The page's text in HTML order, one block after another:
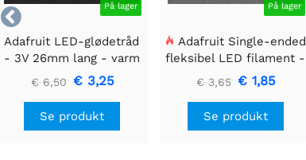
 På lager
Adafruit LED-glødetråd
- 3V 26mm lang - varm
hvid 3-pak
€ 6,50 € 3,25
Se produkt
På lager
Adafruit Single-ended
fleksibel LED filament -
3V 25 mm lang - Grøn
€ 3,65 € 1,85
Se produkt